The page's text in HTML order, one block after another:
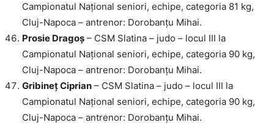
Campionatul Național seniori, echipe, categoria 81 kg,
Cluj-Napoca – antrenor: Dorobanțu Mihai.
Prosie Dragoș – CSM Slatina – judo – locul III la
Campionatul Național seniori, echipe, categoria 90 kg,
Cluj-Napoca – antrenor: Dorobanțu Mihai.
Gribineț Ciprian – CSM Slatina – judo – locul III la
Campionatul Național seniori, echipe, categoria 90 kg,
Cluj-Napoca – antrenor: Dorobanțu Mihai.